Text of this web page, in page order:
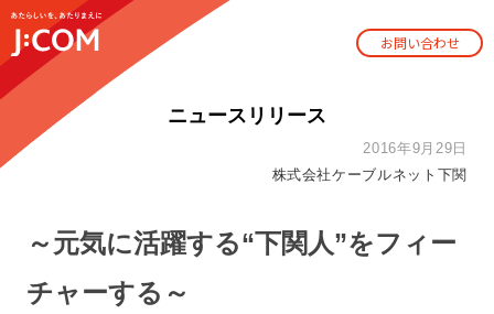
お問い合わせ
ニュースリリース
2016年9月29日
株式会社ケーブルネット下関
～元気に活躍する“下関人”をフィー
チャーする～